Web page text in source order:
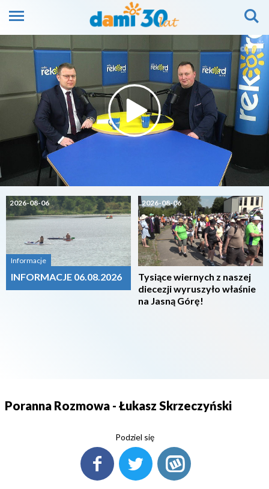
2026-08-06
Informacje
INFORMACJE 06.08.2026
2026-08-06
Tysiące wiernych z naszej
diecezji wyruszyło właśnie
na Jasną Górę!
Poranna Rozmowa - Łukasz Skrzeczyński
Podziel się